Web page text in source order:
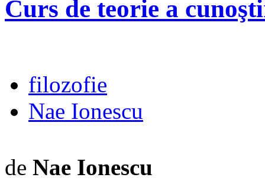
Curs de teorie a
filozofie
Nae Ionescu
de Nae Ionescu